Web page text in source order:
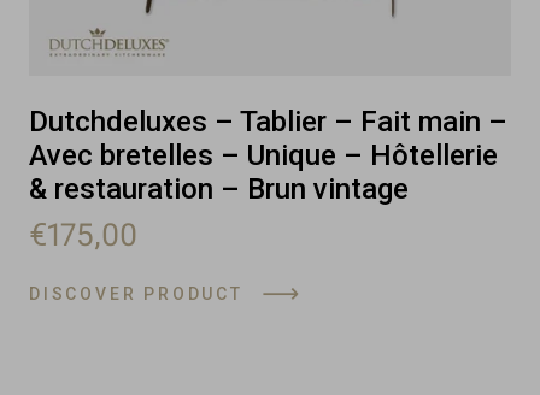
Dutchdeluxes – Tablier – Fait main –
Avec bretelles – Unique – Hôtellerie
& restauration – Brun vintage
€175,00
DISCOVER PRODUCT